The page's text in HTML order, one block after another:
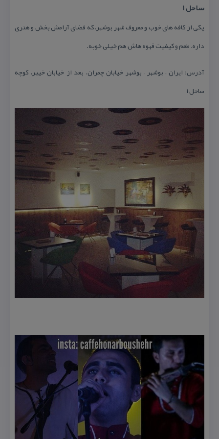
ساحل ۱
یكی از كافه های خوب و معروف شهر بوشهر، كه فضای آرامش بخش و هنری
داره. طعم و كیفیت قهوه هاش هم خیلی خوبه.
آدرس: ایران – بوشهر – بوشهر خیابان چمران، بعد از خیابان خیبر، كوچه
ساحل ۱